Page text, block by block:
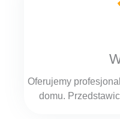
Oferujemy
domu.